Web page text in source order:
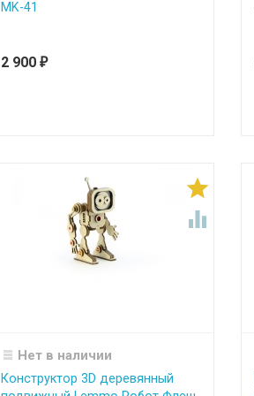
MK-41
2 900 ₽


Нет в наличии
Конструктор 3D деревянный